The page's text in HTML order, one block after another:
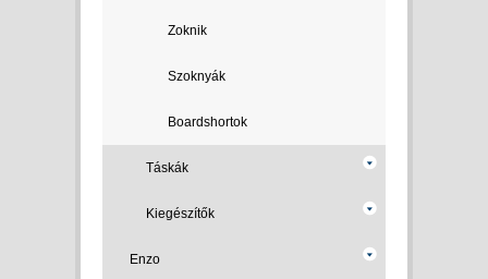
Zoknik
Szoknyák
Boardshortok
Táskák
Kiegészítők
Enzo